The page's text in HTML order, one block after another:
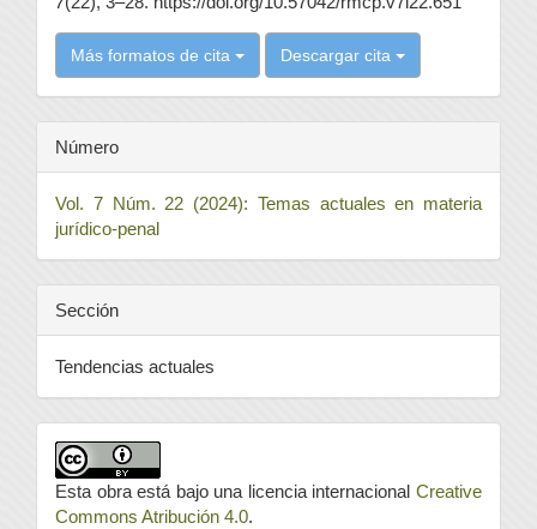
Más formatos de cita Descargar cita
Número
Vol. 7 Núm. 22 (2024): Temas actuales en materia
jurídico-penal
Sección
Tendencias actuales
Esta obra está bajo una licencia internacional Creative
Commons Atribución 4.0.